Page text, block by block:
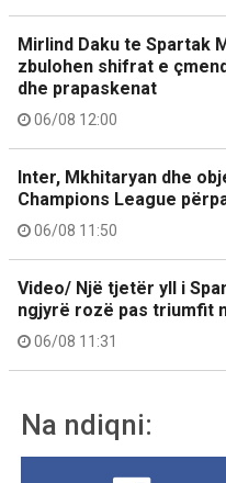
Mirlind Daku te Spartak
zbulohen shifrat e
dhe prapaskenat
06/08 12:00
Inter, Mkhitaryan dhe
Champions League
06/08 11:50
Video/ Një tjetër yll i
ngjyrë rozë pas triumfit
06/08 11:31
Na ndiqni: